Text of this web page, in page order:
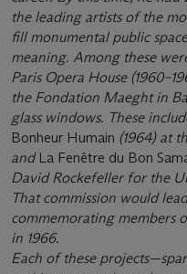
the leading artists of the
fill monumental public
meaning. Among these
Paris Opera House
the Fondation Maeght in
glass windows. These
Bonheur Humain (1964) at
and La Fenêtre du Bon
David Rockefeller for the
That commission would
commemorating members
in 1966.
Each of these